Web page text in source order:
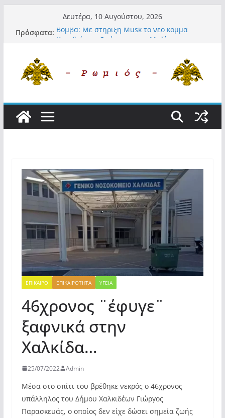
περιεχόμενο
Δευτέρα, 10 Αυγούστου, 2026
Πρόσφατα: Βόμβα: Με στήριξη Musk το νέο κόμμα
Α.Φάουτσι: Στις ΗΠΑ τον συνέλαβαν για τα
εγκλήματά του στην πανδημία – Στην
Αθηνών!
Οι ρυθμιστές – Σαμαράς και Κασιδιάρης θα
πάρουν αθροιστικά 15%… προκαλούν δίνη
το διεφθαρμένο σύστημα εξουσίας»
ΕΠΙΚΑΙΡΟ ΕΠΙΚΑΙΡΟΤΗΤΑ ΥΓΕΙΑ
46χρονος ¨έφυγε¨
ξαφνικά στην
Χαλκίδα…
25/07/2022 Admin
Μέσα στο σπίτι του βρέθηκε νεκρός ο 46χρονος
υπάλληλος του Δήμου Χαλκιδέων Γιώργος
Παρασκευάς, ο οποίος δεν είχε δώσει σημεία ζωής